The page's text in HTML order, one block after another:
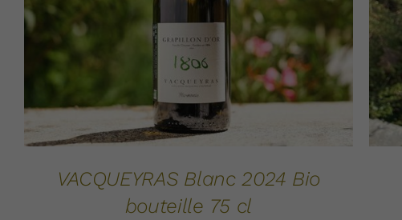
VACQUEYRAS Blanc 2024 Bio
bouteille 75 cl